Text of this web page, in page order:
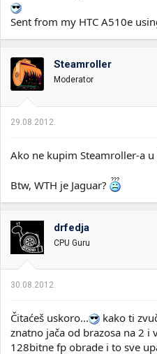
Sent from my HTC A510e
Steamroller
Moderator
29.08.2012.
Ako ne kupim Steamroller-a
Btw, WTH je Jaguar?
drfedja
CPU Guru
30.08.2012.
Čitaćeš uskoro...
kako ti
znatno jača od brazosa na 2 i
128bitne fp obrade i to sve